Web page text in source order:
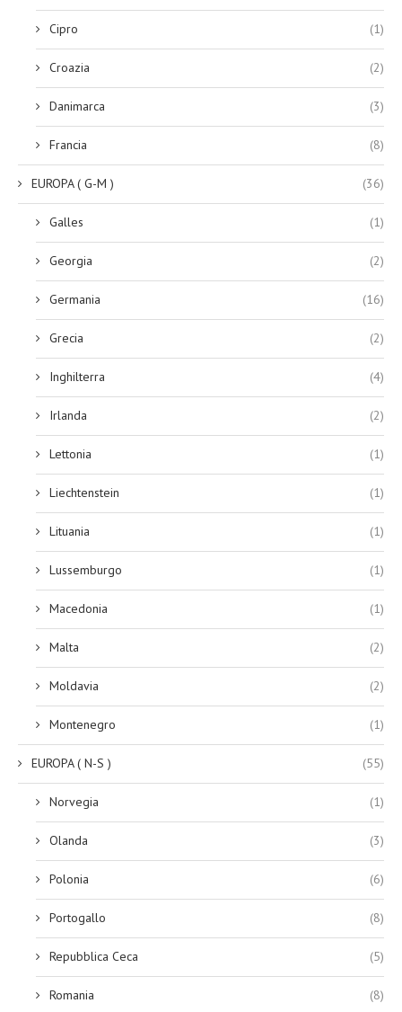
Cipro (1)
Croazia (2)
Danimarca (3)
Francia (8)
EUROPA ( G-M ) (36)
Galles (1)
Georgia (2)
Germania (16)
Grecia (2)
Inghilterra (4)
Irlanda (2)
Lettonia (1)
Liechtenstein (1)
Lituania (1)
Lussemburgo (1)
Macedonia (1)
Malta (2)
Moldavia (2)
Montenegro (1)
EUROPA ( N-S ) (55)
Norvegia (1)
Olanda (3)
Polonia (6)
Portogallo (8)
Repubblica Ceca (5)
Romania (8)